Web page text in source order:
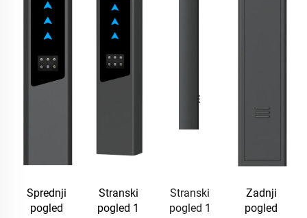
Sprednji
pogled
Stranski
pogled 1
Stranski
pogled 1
Zadnji
pogled